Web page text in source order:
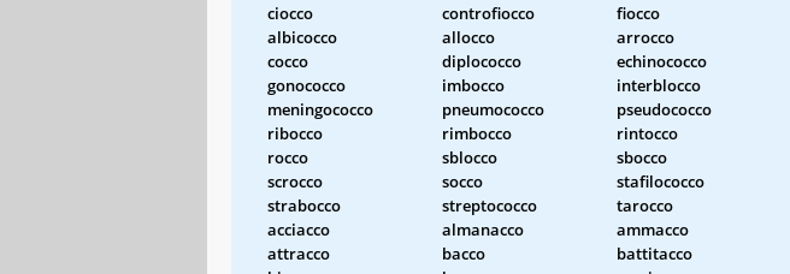
ciocco controfiocco fiocco
albicocco
allocco arrocco
cocco
diplococco echinococco
gonococco
imbocco interblocco
meningococco
pneumococco pseudococco
ribocco
rimbocco rintocco
rocco
sblocco sbocco
scrocco
socco stafilococco
strabocco
streptococco tarocco
acciacco
almanacco ammacco
attracco
bacco battitacco